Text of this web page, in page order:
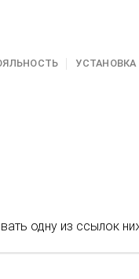
УСТАНОВКА
одну из ссылок